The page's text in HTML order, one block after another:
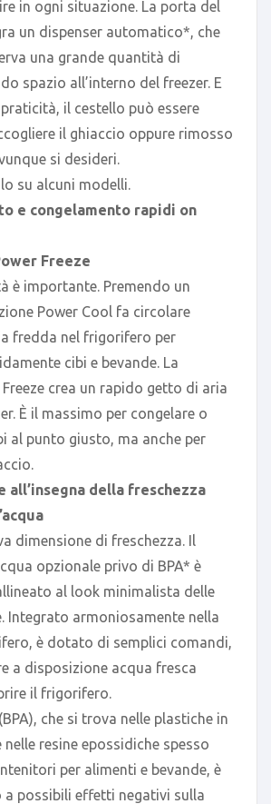
in ogni situazione. La porta del
un dispenser automatico*, che
una grande quantità di
spazio all’interno del freezer. E
il cestello può essere
il ghiaccio oppure rimosso
si desideri.
su alcuni modelli.
e congelamento rapidi on
Freeze
è importante. Premendo un
Power Cool fa circolare
fredda nel frigorifero per
cibi e bevande. La
crea un rapido getto di aria
È il massimo per congelare o
al punto giusto, ma anche per
all’insegna della freschezza
dimensione di freschezza. Il
opzionale privo di BPA* è
al look minimalista delle
Integrato armoniosamente nella
è dotato di semplici comandi,
a disposizione acqua fresca
il frigorifero.
che si trova nelle plastiche in
resine epossidiche spesso
per alimenti e bevande, è
possibili effetti negativi sulla